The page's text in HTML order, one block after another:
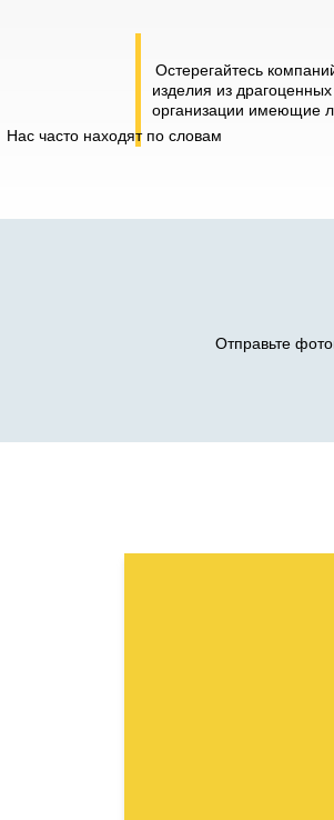
Остерегайтесь
изделия из
организации имеющие
Нас часто находят по словам
Отправьте